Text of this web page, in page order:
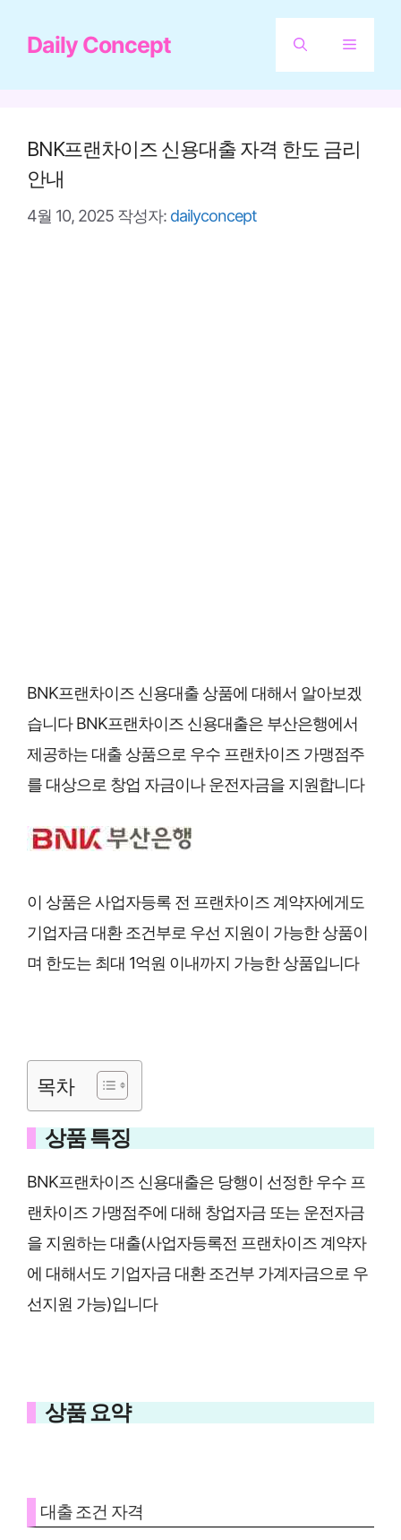
Daily Concept 메
BNK프랜차이즈 신용대출 자격 한도 금리
안내
4월 10, 2025 작성자: dailyconcept
BNK프랜차이즈 신용대출 상품에 대해서 알아보겠
습니다 BNK프랜차이즈 신용대출은 부산은행에서
제공하는 대출 상품으로 우수 프랜차이즈 가맹점주
를 대상으로 창업 자금이나 운전자금을 지원합니다
이 상품은 사업자등록 전 프랜차이즈 계약자에게도
기업자금 대환 조건부로 우선 지원이 가능한 상품이
며 한도는 최대 1억원 이내까지 가능한 상품입니다
목차
상품 특징
BNK프랜차이즈 신용대출은 당행이 선정한 우수 프
랜차이즈 가맹점주에 대해 창업자금 또는 운전자금
을 지원하는 대출(사업자등록전 프랜차이즈 계약자
에 대해서도 기업자금 대환 조건부 가계자금으로 우
선지원 가능)입니다
상품 요약
대출 조건 자격